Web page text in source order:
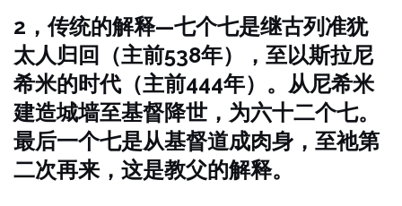
2，传统的解释—七个七是继古列准犹
太人归回（主前538年），至以斯拉尼
希米的时代（主前444年）。从尼希米
建造城墙至基督降世，为六十二个七。
最后一个七是从基督道成肉身，至祂第
二次再来，这是教父的解释。